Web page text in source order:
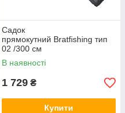
Садок
прямокутний Bratfishing тип
02 /300 см
В наявності
1 729 ₴
Купити